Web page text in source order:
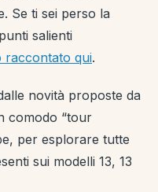
Se ti sei perso la
salienti
raccontato qui.
novità proposte da
comodo “tour
per esplorare tutte
sui modelli 13, 13